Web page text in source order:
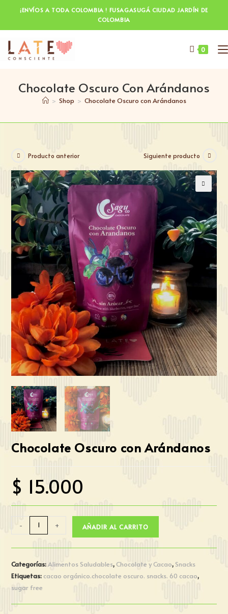
¡ENVÍOS A TODA COLOMBIA ! FUSAGASUGÁ CIUDAD JARDÍN DE
COLOMBIA
0
Chocolate Oscuro Con Arándanos
> Shop > Chocolate Oscuro con Arándanos
Producto anterior Siguiente producto
Chocolate Oscuro con Arándanos
$ 15.000
- + AÑADIR AL CARRITO
Categorías:Alimentos Saludables, Chocolate y Cacao, Snacks
Etiquetas: cacao orgánico.chocolate oscuro. snacks. 60 cacao,
sugar free